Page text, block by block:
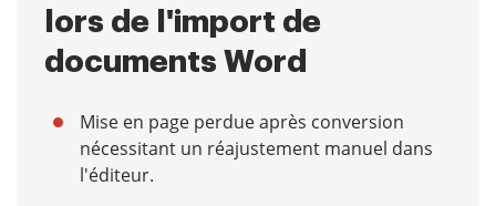
lors de l'import de
documents Word
Mise en page perdue après conversion
nécessitant un réajustement manuel dans
l'éditeur.